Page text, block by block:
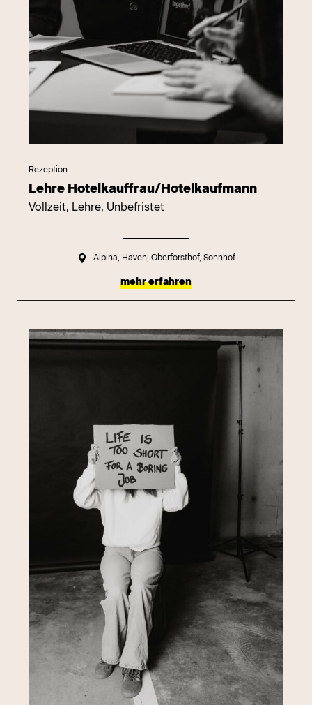
Rezeption
Lehre Hotelkauffrau/Hotelkaufmann
Vollzeit, Lehre, Unbefristet
Alpina, Haven, Oberforsthof, Sonnhof
mehr erfahren